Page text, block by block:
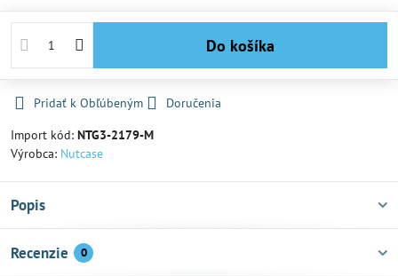
Do košíka
Pridať k Obľúbeným
Doručenia
Import kód: NTG3-2179-M
Výrobca: Nutcase
Popis
Recenzie 0